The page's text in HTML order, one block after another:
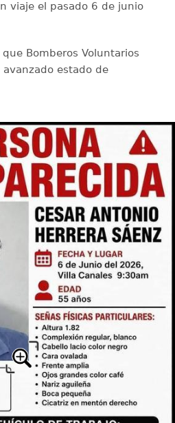
viaje el pasado 6 de junio
Bomberos Voluntarios
avanzado estado de